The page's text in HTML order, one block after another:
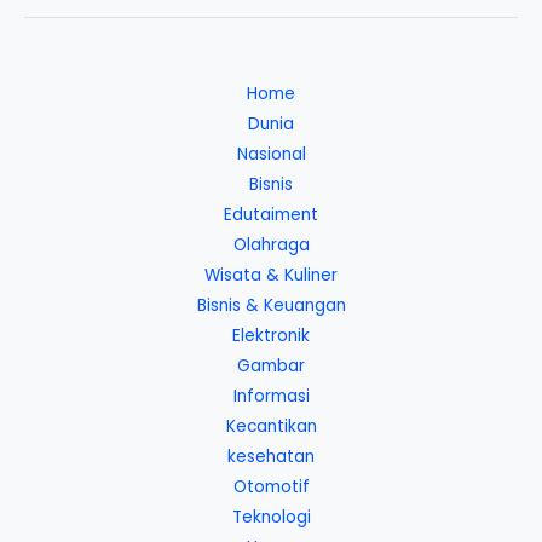
Home
Dunia
Nasional
Bisnis
Edutaiment
Olahraga
Wisata & Kuliner
Bisnis & Keuangan
Elektronik
Gambar
Informasi
Kecantikan
kesehatan
Otomotif
Teknologi